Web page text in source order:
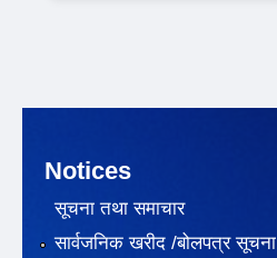
Notices
सूचना तथा समाचार
सार्वजनिक खरीद /बोलपत्र सूचना